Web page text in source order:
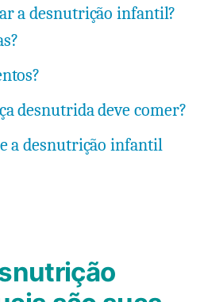
a desnutrição infantil?
desnutrida deve comer?
a desnutrição infantil